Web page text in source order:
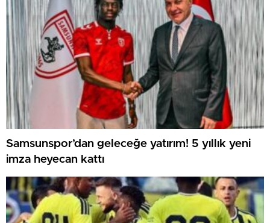
Samsunspor’dan geleceğe yatırım! 5 yıllık yeni
imza heyecan kattı